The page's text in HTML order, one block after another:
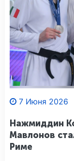
7 Июня 2026
Нажмиддин
Мавлонов
Риме